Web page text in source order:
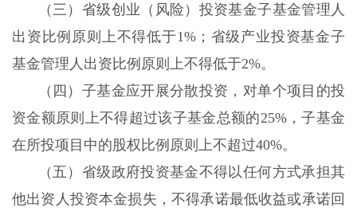
（三）省级创业（风险）投资基金子基金管理人
出资比例原则上不得低于1%；省级产业投资基金子
基金管理人出资比例原则上不得低于2%。
（四）子基金应开展分散投资，对单个项目的投
资金额原则上不得超过该子基金总额的25%，子基金
在所投项目中的股权比例原则上不超过40%。
（五）省级政府投资基金不得以任何方式承担其
他出资人投资本金损失，不得承诺最低收益或承诺回